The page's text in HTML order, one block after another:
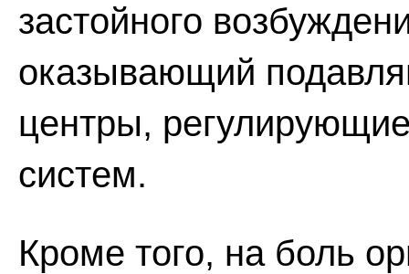
застойного
оказывающий
центры,
систем.
Кроме того, на боль